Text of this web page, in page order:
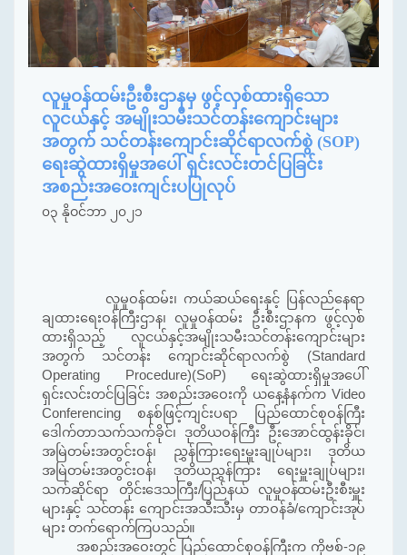
လူမှုဝန်ထမ်းဦးစီးဌာနမှ ဖွင့်လှစ်ထားရှိသော
လူငယ်နှင့် အမျိုးသမီးသင်တန်းကျောင်းများ
အတွက် သင်တန်းကျောင်းဆိုင်ရာလက်စွဲ (SOP)
ရေးဆွဲထားရှိမှုအပေါ် ရှင်းလင်းတင်ပြခြင်း
အစည်းအဝေးကျင်းပပြုလုပ်
၀၃ နိုဝင်ဘာ ၂၀၂၁
လူမှုဝန်ထမ်း၊ ကယ်ဆယ်ရေးနှင့် ပြန်လည်နေရာ
ချထားရေးဝန်ကြီးဌာန၊ လူမှုဝန်ထမ်း ဦးစီးဌာနက ဖွင့်လှစ်
ထားရှိသည့် လူငယ်နှင့်အမျိုးသမီးသင်တန်းကျောင်းများ
အတွက် သင်တန်း ကျောင်းဆိုင်ရာလက်စွဲ (Standard
Operating Procedure)(SoP) ရေးဆွဲထားရှိမှုအပေါ်
ရှင်းလင်းတင်ပြခြင်း အစည်းအဝေးကို ယနေ့နံနက်က Video
Conferencing စနစ်ဖြင့်ကျင်းပရာ ပြည်ထောင်စုဝန်ကြီး
ဒေါက်တာသက်သက်ခိုင်၊ ဒုတိယဝန်ကြီး ဦးအောင်ထွန်းခိုင်၊
အမြဲတမ်းအတွင်းဝန်၊ ညွှန်ကြားရေးမှူးချုပ်များ၊ ဒုတိယ
အမြဲတမ်းအတွင်းဝန်၊ ဒုတိယညွှန်ကြား ရေးမှူးချုပ်များ၊
သက်ဆိုင်ရာ တိုင်းဒေသကြီး/ပြည်နယ် လူမှုဝန်ထမ်းဦးစီးမှူး
များနှင့် သင်တန်း ကျောင်းအသီးသီးမှ တာဝန်ခံ/ကျောင်းအုပ်
များ တက်ရောက်ကြပသည်။
အစည်းအဝေးတွင် ပြည်ထောင်စုဝန်ကြီးက ကိုဗစ်-၁၉